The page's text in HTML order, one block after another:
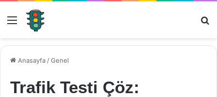
Menü
Anasayfa /Genel
Trafik Testi Çöz: